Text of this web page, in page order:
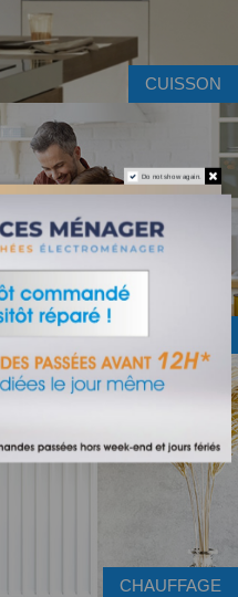
CUISSON
ACCESSOIRES
CHAUFFAGE
Do not show again.